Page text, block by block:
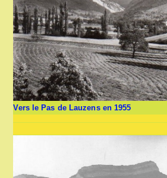
Vers le Pas de Lauzens en 1955